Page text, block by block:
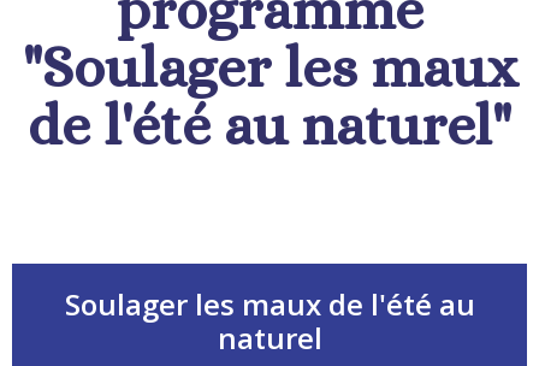
"Soulager les maux
de l'été au naturel"
Soulager les maux de l'été au
naturel